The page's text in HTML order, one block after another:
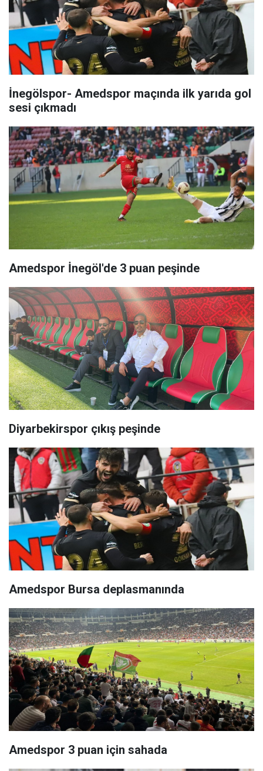
İnegölspor- Amedspor maçında ilk yarıda gol
sesi çıkmadı
Amedspor İnegöl'de 3 puan peşinde
Diyarbekirspor çıkış peşinde
Amedspor Bursa deplasmanında
Amedspor 3 puan için sahada